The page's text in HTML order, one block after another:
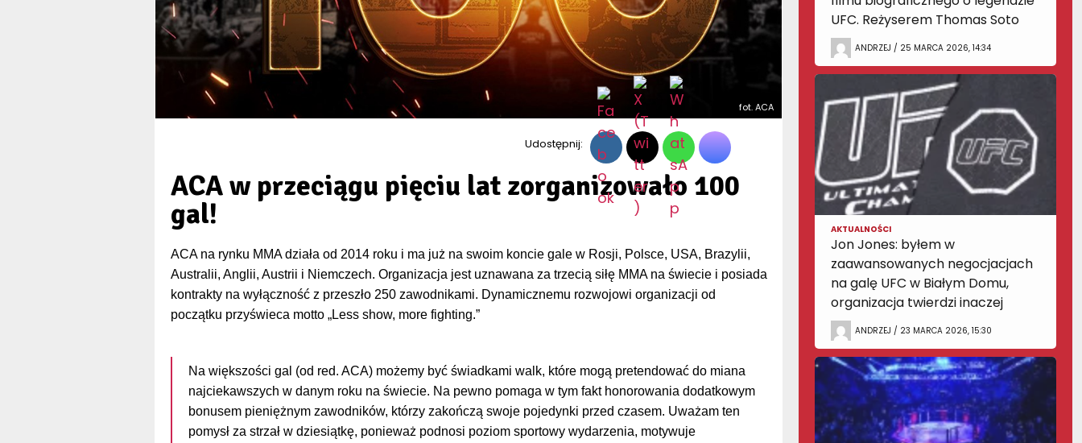
fot. ACA
Udostępnij:
ACA w przeciągu pięciu lat zorganizowało 100
gal!
ACA na rynku MMA działa od 2014 roku i ma już na swoim koncie gale w Rosji, Polsce, USA, Brazylii,
Australii, Anglii, Austrii i Niemczech. Organizacja jest uznawana za trzecią siłę MMA na świecie i posiada
kontrakty na wyłączność z przeszło 250 zawodnikami. Dynamicznemu rozwojowi organizacji od
początku przyświeca motto „Less show, more fighting.”
Na większości gal (od red. ACA) możemy być świadkami walk, które mogą pretendować do miana
najciekawszych w danym roku na świecie. Na pewno pomaga w tym fakt honorowania dodatkowym
bonusem pieniężnym zawodników, którzy zakończą swoje pojedynki przed czasem. Uważam ten
pomysł za strzał w dziesiątkę, ponieważ podnosi poziom sportowy wydarzenia, motywuje
UFC. Reżyserem Thomas Soto
ANDRZEJ / 25 MARCA 2026, 14:34
AKTUALNOŚCI
Jon Jones: byłem w
zaawansowanych negocjacjach
na galę UFC w Białym Domu,
organizacja twierdzi inaczej
ANDRZEJ / 23 MARCA 2026, 15:30